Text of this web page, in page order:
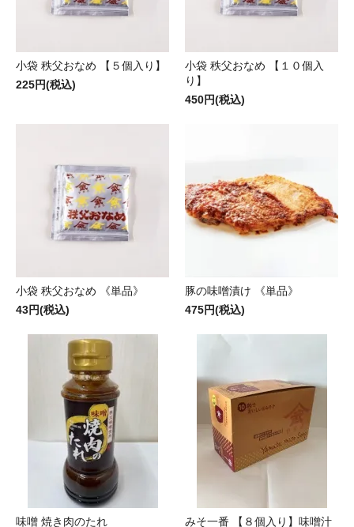
小袋 秩父おなめ 【５個入り】
225円(税込)
小袋 秩父おなめ 【１０個入
り】
450円(税込)
小袋 秩父おなめ 《単品》
43円(税込)
豚の味噌漬け 《単品》
475円(税込)
味噌 焼き肉のたれ
みそ一番 【８個入り】味噌汁